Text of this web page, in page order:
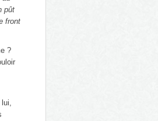
pût
front
?